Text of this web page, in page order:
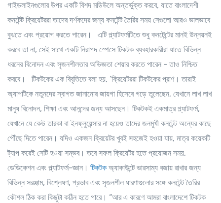
গাইডলাইনগুলোর উপর একটি বিশদ মডিউলে অন্তর্ভুক্ত করবে, যাতে বাংলাদেশী
কনটেন্ট ক্রিয়েটররা তাদের দর্শকদের জন্য কনটেন্ট তৈরির সময় সেগুলো আরও ভালভাবে
বুঝতে এবং প্রয়োগ করতে পারেন। এটি প্ল্যাটফর্মটিতে শুধু কনটেন্টের মানই উন্নয়নই
করবে তা না, সেই সাথে একটি নিরাপদ স্পেসে টিকটক ব্যবহারকারীরা যাতে বিভিন্ন
ধরনের বিনোদন এবং সৃজনশীলতার অভিজ্ঞতা শেয়ার করতে পারেন - তাও নিশ্চিত
করবে। টিকটকের এক বিবৃতিতে বলা হয়, ‘ক্রিয়েটররা টিকটকের প্রাণ। তারাই
অ্যাপটিকে নতুনদের স্বাগত জানানোর জায়গা হিসেবে গড়ে তুলেছেন, যেখানে লাখ লাখ
মানুষ বিনোদন, শিক্ষা এবং আনন্দের জন্য আসছেন। টিকটকই একমাত্র প্ল্যাটফর্ম,
যেখানে যে কেউ তারকা বা ইনফ্লুয়েন্সার না হয়েও তাদের জনমুখী কনটেন্ট অন্যের কাছে
পৌঁছে দিতে পারেন। যদিও একজন ক্রিয়েটর খুবই সহজেই হওয়া যায়, মাত্র কয়েকটি
ট্যাপ করেই সেটি হওয়া সম্ভব। তবে সফল ক্রিয়েটর হতে প্রয়োজন সময়,
ডেডিকেশন এবং প্ল্যাটফর্ম-জ্ঞান। টিকটক অ্যাকাউন্টে ভারসাম্য বজায় রাখার জন্য
বিভিন্ন সরঞ্জাম, বিশ্লেষণ, প্রভাব এবং সৃজনশীল ধারণাগুলোর সঙ্গে কনটেন্ট তৈরির
কৌশল ঠিক করা কিছুটা কঠিন হতে পারে। “আর এ কারণে আমরা বাংলাদেশে টিকটক